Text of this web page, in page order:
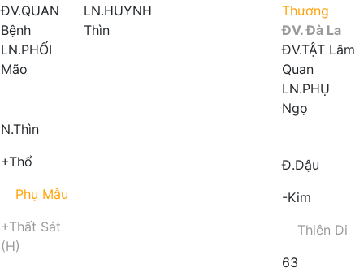
ĐV.QUAN
Bệnh
LN.PHỐI
Mão
LN.HUYNH
Thìn
Thương
ĐV. Đà La
ĐV.TẬT Lâm
Quan
LN.PHỤ
Ngọ
N.Thìn
+Thổ
Phụ Mẫu
+Thất Sát
(H)
Đ.Dậu
-Kim
Thiên Di
63